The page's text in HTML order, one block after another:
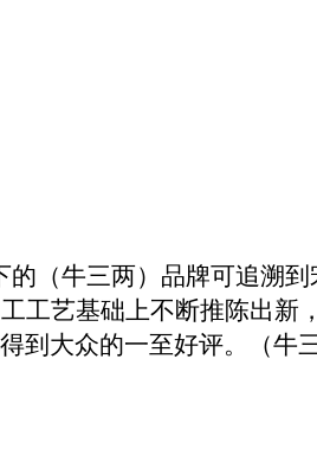
（牛三两）品牌可追溯到
工艺基础上不断推陈出新
到大众的一至好评。（牛